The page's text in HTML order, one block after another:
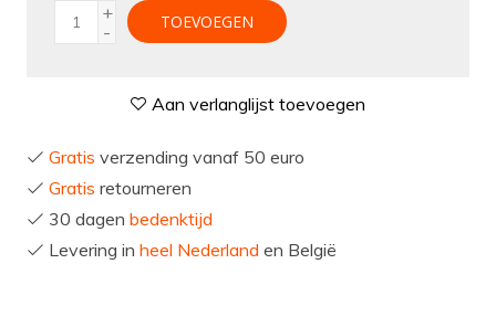
+
-
TOEVOEGEN
Aan verlanglijst toevoegen
Gratis verzending vanaf 50 euro
Gratis retourneren
30 dagen bedenktijd
Levering in heel Nederland en België